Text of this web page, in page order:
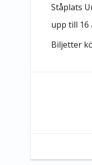
Ståplats
upp till 16
Biljetter